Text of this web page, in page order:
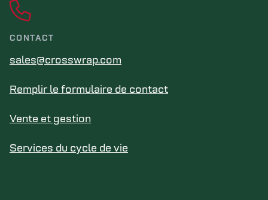
CONTACT
sales@crosswrap.com
Remplir le formulaire de contact
Vente et gestion
Services du cycle de vie